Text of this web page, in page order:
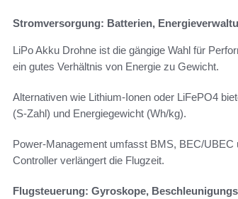
Stromversorgung: Batterien,
LiPo Akku Drohne ist die gängige Wahl für
ein gutes Verhältnis von Energie zu Gewicht.
Alternativen wie Lithium-Ionen oder LiFePO4
(S-Zahl) und Energiegewicht (Wh/kg).
Power-Management umfasst BMS, BEC/
Controller verlängert die Flugzeit.
Flugsteuerung: Gyroskope,